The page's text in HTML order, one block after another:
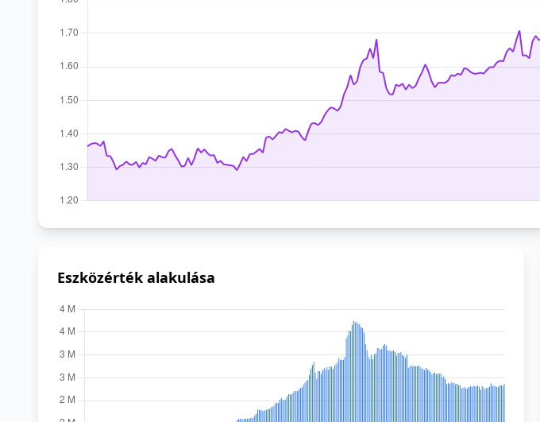
Eszközérték alakulása